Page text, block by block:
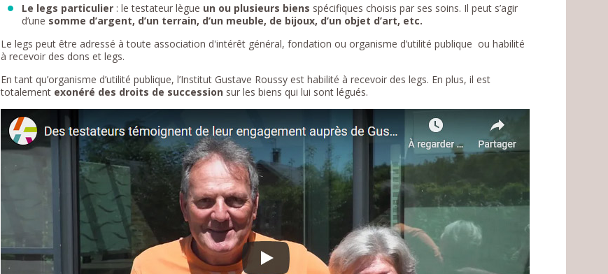
Le legs particulier : le testateur lègue un ou plusieurs biens spécifiques choisis par ses soins. Il peut s’agir
d’une somme d’argent, d’un terrain, d’un meuble, de bijoux, d’un objet d’art, etc.
Le legs peut être adressé à toute association d'intérêt général, fondation ou organisme d’utilité publique ou habilité
à recevoir des dons et legs.
En tant qu’organisme d’utilité publique, l’Institut Gustave Roussy est habilité à recevoir des legs. En plus, il est
totalement exonéré des droits de succession sur les biens qui lui sont légués.